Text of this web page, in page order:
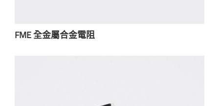
FME 全金屬合金電阻